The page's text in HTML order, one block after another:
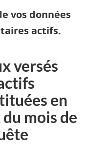
vos données
actifs.
versés
en
mois de